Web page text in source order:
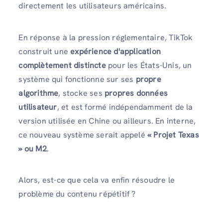
directement les utilisateurs américains.
En réponse à la pression réglementaire, TikTok
construit uneexpérience d'application
complètement distinctepour les États-Unis, un
système qui fonctionne sur ses propre
algorithme, stocke ses propres données
utilisateur, et est formé indépendamment de la
version utilisée en Chine ou ailleurs. En interne,
ce nouveau système serait appelé « Projet Texas
» ou M2.
Alors, est-ce que cela va enfin résoudre le
problème du contenu répétitif ?